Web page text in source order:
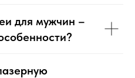
для мужчин –